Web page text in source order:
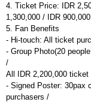
4. Ticket Price: IDR
1,300,000 / IDR 900,000
5. Fan Benefits
- Hi-touch: All ticket
- Group Photo(20
/
All
IDR 2,200,000 ticket
- Signed Poster: 30pax
purchasers /